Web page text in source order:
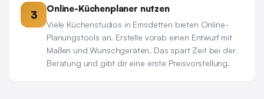
3 Online-Küchenplaner nutzen
Viele Küchenstudios in Emsdetten bieten Online-
Planungstools an. Erstelle vorab einen Entwurf mit
Maßen und Wunschgeräten. Das spart Zeit bei der
Beratung und gibt dir eine erste Preisvorstellung.